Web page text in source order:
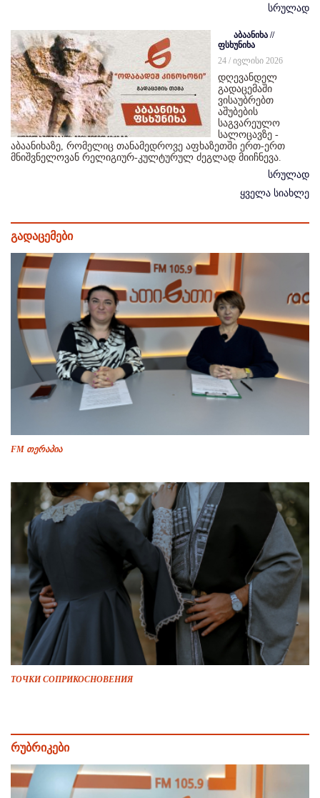
სრულად
აბაანიხა //
ფსხუნიხა
24 / ივლისი 2026
დღევანდელ
გადაცემაში
ვისაუბრებთ
აშუბების
საგვარეულო
სალოცავზე -
აბაანიხაზე, რომელიც თანამედროვე აფხაზეთში ერთ-ერთ
მნიშვნელოვან რელიგიურ-კულტურულ ძეგლად მიიჩნევა.
სრულად
ყველა სიახლე
გადაცემები
FM თერაპია
ТОЧКИ СОПРИКОСНОВЕНИЯ
რუბრიკები